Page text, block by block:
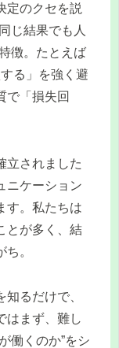
定のクセを説
じ結果でも人
徴。たとえば
る」を強く避
で「損失回
立されました
ニケーション
す。私たちは
とが多く、結
。
るだけで、
はまず、難し
働くのか”をシ